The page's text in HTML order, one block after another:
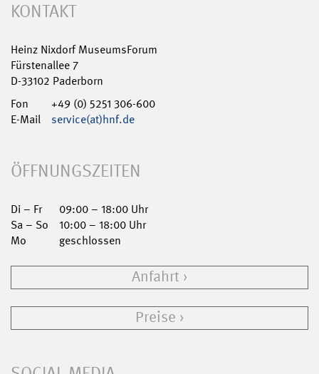
KONTAKT
Heinz Nixdorf MuseumsForum
Fürstenallee 7
D-33102 Paderborn
Fon
+49 (0) 5251 306-600
E-Mail
service(at)hnf.de
ÖFFNUNGSZEITEN
Di – Fr
09:00 – 18:00 Uhr
Sa – So
10:00 – 18:00 Uhr
Mo
geschlossen
Anfahrt
Preise